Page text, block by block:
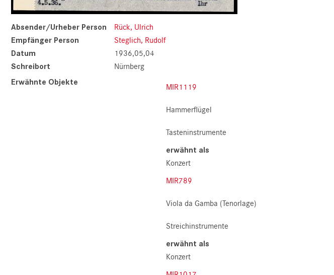
Absender/Urheber Person Rück, Ulrich
Empfänger Person Steglich, Rudolf
Datum 1936,05,04
Schreibort Nürnberg
Erwähnte Objekte MIR1119
Hammerflügel
Tasteninstrumente
erwähnt als
Konzert
MIR789
Viola da Gamba (Tenorlage)
Streichinstrumente
erwähnt als
Konzert